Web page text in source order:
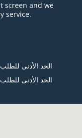
screen and we
service.
, الحد الأدنى للطلب - ‏35.00 د.إ.‏, رسوم -
, الحد الأدنى للطلب - ‏70.00 د.إ.‏, رسوم -